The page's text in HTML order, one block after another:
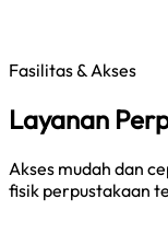
Fasilitas & Akses
Layanan
Akses mudah dan
fisik perpustakaan